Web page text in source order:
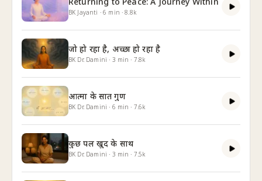
BK Jayanti ·6 min ·8.8k
जो हो रहा है, अच्छा हो रहा है
BK Dr. Damini · 3 min · 7.8k
आत्मा के सात गुण
BK Dr. Damini · 6 min · 7.6k
कुछ पल खुद के साथ
BK Dr. Damini · 3 min · 7.5k